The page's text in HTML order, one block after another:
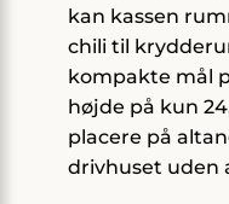
kan kassen
chili til
kompakte mål
højde på kun
placere på
drivhuset uden